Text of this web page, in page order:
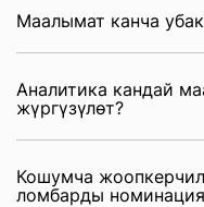
Маалымат канча
Аналитика кандай
жүргүзүлөт?
Кошумча
ломбарды